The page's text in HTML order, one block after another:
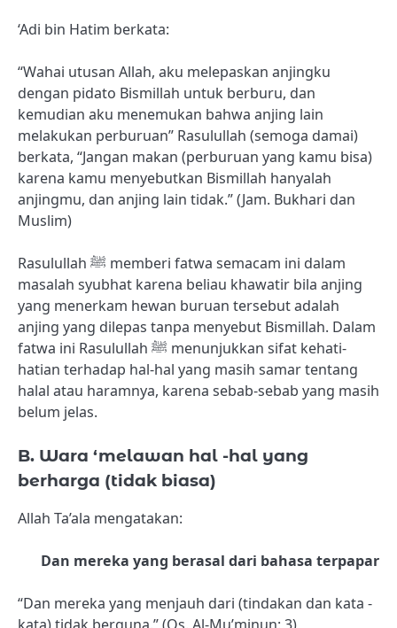
‘Adi bin Hatim berkata:
“Wahai utusan Allah, aku melepaskan anjingku
dengan pidato Bismillah untuk berburu, dan
kemudian aku menemukan bahwa anjing lain
melakukan perburuan” Rasulullah (semoga damai)
berkata, “Jangan makan (perburuan yang kamu bisa)
karena kamu menyebutkan Bismillah hanyalah
anjingmu, dan anjing lain tidak.” (Jam. Bukhari dan
Muslim)
Rasulullah ﷺ memberi fatwa semacam ini dalam
masalah syubhat karena beliau khawatir bila anjing
yang menerkam hewan buruan tersebut adalah
anjing yang dilepas tanpa menyebut Bismillah. Dalam
fatwa ini Rasulullah ﷺ menunjukkan sifat kehati-
hatian terhadap hal-hal yang masih samar tentang
halal atau haramnya, karena sebab-sebab yang masih
belum jelas.
B. Wara ‘melawan hal -hal yang
berharga (tidak biasa)
Allah Ta’ala mengatakan:
Dan mereka yang berasal dari bahasa terpapar
“Dan mereka yang menjauh dari (tindakan dan kata -